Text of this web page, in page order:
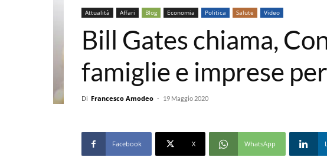
Attualità Affari Blog Economia Politica Salute Video
Bill Gates chiama,
famiglie e imprese
Di Francesco Amodeo - 19 Maggio 2020
Facebook X WhatsApp